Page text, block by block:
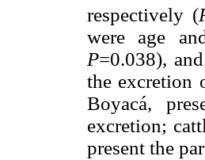
respectively (
were age
P=0.038),
the excretion
Boyacá,
excretion;
present the